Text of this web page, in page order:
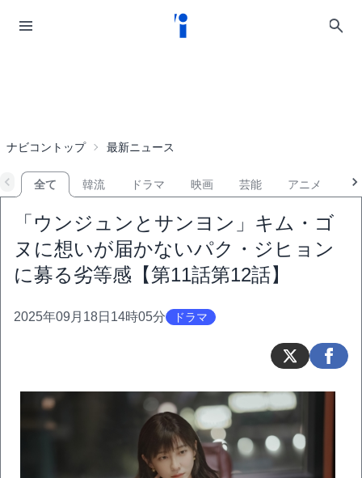
ナビコントップ 最新ニュース
全て 韓流 ドラマ 映画 芸能 アニメ
「ウンジュンとサンヨン」キム・ゴ
ヌに想いが届かないパク・ジヒョン
に募る劣等感【第11話第12話】
2025年09月18日14時05分 ドラマ